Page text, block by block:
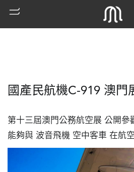
國產民航機C-919 澳門
第十三屆澳門公務航空展 公開參
能夠與 波音飛機 空中客車 在航